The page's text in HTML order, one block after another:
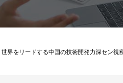
世界をリードする中国の技術開発力深セン視